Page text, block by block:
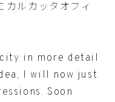
カルカッタオフィ
in more detail
I will now just
Soon